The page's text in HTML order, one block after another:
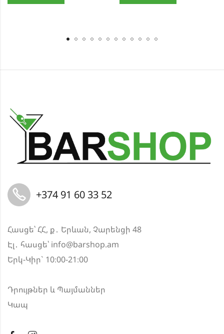
+374 91 60 33 52
Հասցե՝ ՀՀ, ք․ Երևան, Չարենցի 48
Էլ․ հասցե՝ info@barshop.am
Երկ-Կիր` 10։00-21։00
Դրույթներ և Պայմաններ
Կապ